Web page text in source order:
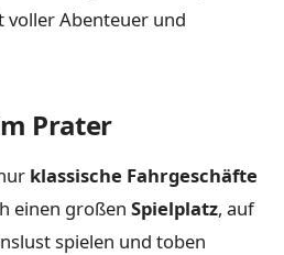
voller Abenteuer und
Prater
klassische Fahrgeschäfte
einen großen Spielplatz, auf
spielen und toben